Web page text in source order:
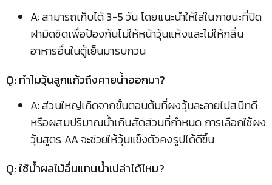
A: สามารถเก็บได้ 3-5 วัน โดยแนะนำให้ใส่ในภาชนะที่ปิด
ฝามิดชิดเพื่อป้องกันไม่ให้หน้าวุ้นแห้งและไม่ให้กลิ่น
อาหารอื่นในตู้เย็นมารบกวน
Q: ทำไมวุ้นลูกแก้วถึงคายน้ำออกมา?
A: ส่วนใหญ่เกิดจากขั้นตอนต้มที่ผงวุ้นละลายไม่สนิทดี
หรือผสมปริมาณน้ำเกินสัดส่วนที่กำหนด การเลือกใช้ผง
วุ้นสูตร AA จะช่วยให้วุ้นแข็งตัวคงรูปได้ดีขึ้น
Q: ใช้น้ำผลไม้อื่นแทนน้ำเปล่าได้ไหม?